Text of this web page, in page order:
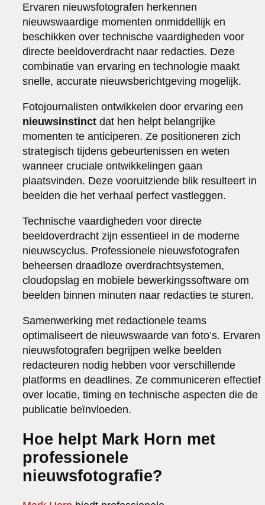
Ervaren nieuwsfotografen herkennen
nieuwswaardige momenten onmiddellijk en
beschikken over technische vaardigheden voor
directe beeldoverdracht naar redacties. Deze
combinatie van ervaring en technologie maakt
snelle, accurate nieuwsberichtgeving mogelijk.
Fotojournalisten ontwikkelen door ervaring een
nieuwsinstinct dat hen helpt belangrijke
momenten te anticiperen. Ze positioneren zich
strategisch tijdens gebeurtenissen en weten
wanneer cruciale ontwikkelingen gaan
plaatsvinden. Deze vooruitziende blik resulteert in
beelden die het verhaal perfect vastleggen.
Technische vaardigheden voor directe
beeldoverdracht zijn essentieel in de moderne
nieuwscyclus. Professionele nieuwsfotografen
beheersen draadloze overdrachtsystemen,
cloudopslag en mobiele bewerkingssoftware om
beelden binnen minuten naar redacties te sturen.
Samenwerking met redactionele teams
optimaliseert de nieuwswaarde van foto’s. Ervaren
nieuwsfotografen begrijpen welke beelden
redacteuren nodig hebben voor verschillende
platforms en deadlines. Ze communiceren effectief
over locatie, timing en technische aspecten die de
publicatie beïnvloeden.
Hoe helpt Mark Horn met
professionele
nieuwsfotografie?